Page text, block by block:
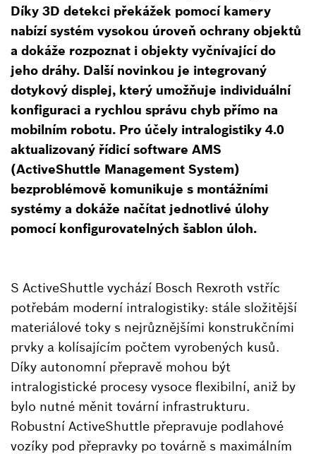
Díky 3D detekci překážek pomocí kamery
nabízí systém vysokou úroveň ochrany objektů
a dokáže rozpoznat i objekty vyčnívající do
jeho dráhy. Další novinkou je integrovaný
dotykový displej, který umožňuje individuální
konfiguraci a rychlou správu chyb přímo na
mobilním robotu. Pro účely intralogistiky 4.0
aktualizovaný řídicí software AMS
(ActiveShuttle Management System)
bezproblémově komunikuje s montážními
systémy a dokáže načítat jednotlivé úlohy
pomocí konfigurovatelných šablon úloh.
S ActiveShuttle vychází Bosch Rexroth vstříc
potřebám moderní intralogistiky: stále složitější
materiálové toky s nejrůznějšími konstrukčními
prvky a kolísajícím počtem vyrobených kusů.
Díky autonomní přepravě mohou být
intralogistické procesy vysoce flexibilní, aniž by
bylo nutné měnit tovární infrastrukturu.
Robustní ActiveShuttle přepravuje podlahové
vozíky pod přepravky po továrně s maximálním